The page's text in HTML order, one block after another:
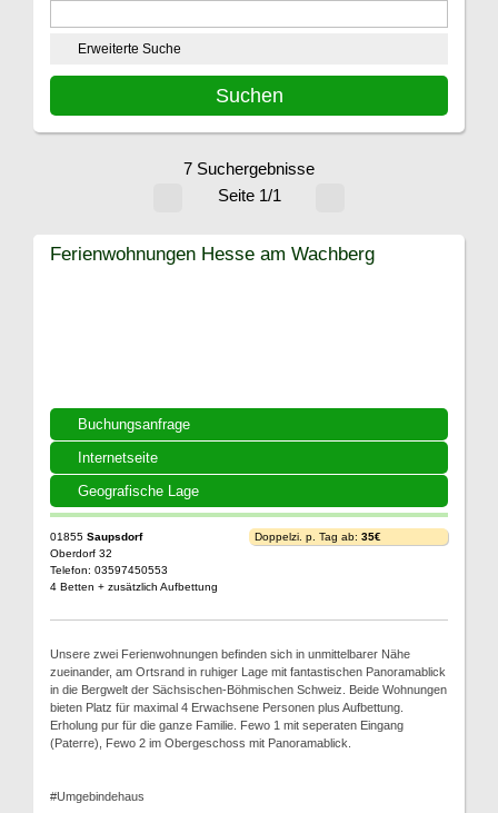
Erweiterte Suche
7 Suchergebnisse
Seite 1/1
Buchungsanfrage
Internetseite
Geografische Lage
Ferienwohnungen Hesse am Wachberg
01855 Saupsdorf
Oberdorf 32
Telefon: 03597450553
4 Betten + zusätzlich Aufbettung
Doppelzi. p. Tag ab: 35€
Unsere zwei Ferienwohnungen befinden sich in unmittelbarer Nähe
zueinander, am Ortsrand in ruhiger Lage mit fantastischen Panoramablick
in die Bergwelt der Sächsischen-Böhmischen Schweiz. Beide Wohnungen
bieten Platz für maximal 4 Erwachsene Personen plus Aufbettung.
Erholung pur für die ganze Familie. Fewo 1 mit seperaten Eingang
(Paterre), Fewo 2 im Obergeschoss mit Panoramablick.
#Umgebindehaus